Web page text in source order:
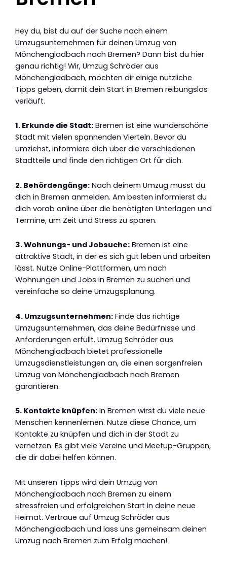
Hey du, bist du auf der Suche nach einem
Umzugsunternehmen für deinen Umzug von
Mönchengladbach nach Bremen? Dann bist du hier
genau richtig! Wir, Umzug Schröder aus
Mönchengladbach, möchten dir einige nützliche
Tipps geben, damit dein Start in Bremen reibungslos
verläuft.
1. Erkunde die Stadt: Bremen ist eine wunderschöne
Stadt mit vielen spannenden Vierteln. Bevor du
umziehst, informiere dich über die verschiedenen
Stadtteile und finde den richtigen Ort für dich.
2. Behördengänge: Nach deinem Umzug musst du
dich in Bremen anmelden. Am besten informierst du
dich vorab online über die benötigten Unterlagen und
Termine, um Zeit und Stress zu sparen.
3. Wohnungs- und Jobsuche: Bremen ist eine
attraktive Stadt, in der es sich gut leben und arbeiten
lässt. Nutze Online-Plattformen, um nach
Wohnungen und Jobs in Bremen zu suchen und
vereinfache so deine Umzugsplanung.
4. Umzugsunternehmen: Finde das richtige
Umzugsunternehmen, das deine Bedürfnisse und
Anforderungen erfüllt. Umzug Schröder aus
Mönchengladbach bietet professionelle
Umzugsdienstleistungen an, die einen sorgenfreien
Umzug von Mönchengladbach nach Bremen
garantieren.
5. Kontakte knüpfen: In Bremen wirst du viele neue
Menschen kennenlernen. Nutze diese Chance, um
Kontakte zu knüpfen und dich in der Stadt zu
vernetzen. Es gibt viele Vereine und Meetup-Gruppen,
die dir dabei helfen können.
Mit unseren Tipps wird dein Umzug von
Mönchengladbach nach Bremen zu einem
stressfreien und erfolgreichen Start in deine neue
Heimat. Vertraue auf Umzug Schröder aus
Mönchengladbach und lass uns gemeinsam deinen
Umzug nach Bremen zum Erfolg machen!